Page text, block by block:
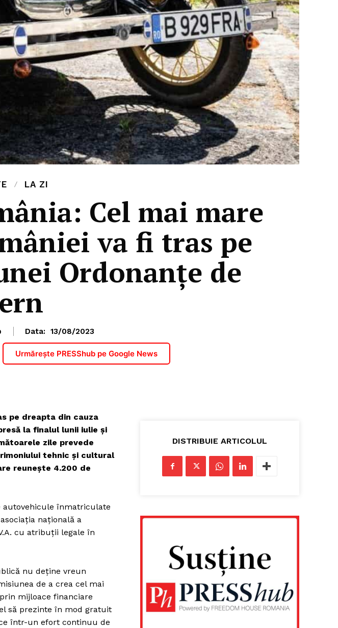
LA ZI
Cel mai mare
va fi tras pe
Ordonanțe de
Data: 13/08/2023
Urmărește PRESShub pe Google News
pe dreapta din cauza
la finalul lunii iulie și
zile prevede
tehnic și cultural
reunește 4.200 de
autovehicule înmatriculate
națională a
cu atribuții legale în
nu deține vreun
de a crea cel mai
mijloace financiare
să prezinte în mod gratuit
într-un efort continuu de
DISTRIBUIE ARTICOLUL